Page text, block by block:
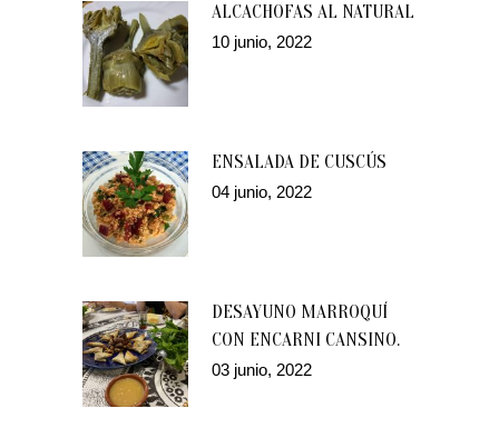
ALCACHOFAS AL NATURAL
10 junio, 2022
ENSALADA DE CUSCÚS
04 junio, 2022
DESAYUNO MARROQUÍ
CON ENCARNI CANSINO.
03 junio, 2022